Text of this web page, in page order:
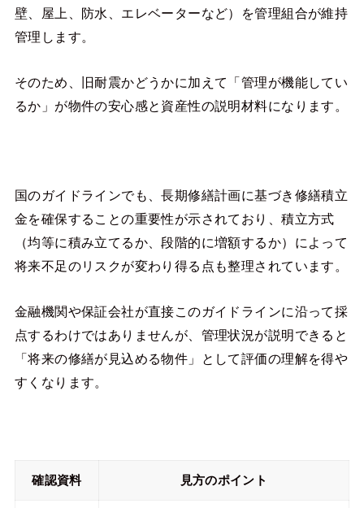
壁、屋上、防水、エレベーターなど）を管理組合が維持
管理します。
そのため、旧耐震かどうかに加えて「管理が機能してい
るか」が物件の安心感と資産性の説明材料になります。
国のガイドラインでも、長期修繕計画に基づき修繕積立
金を確保することの重要性が示されており、積立方式
（均等に積み立てるか、段階的に増額するか）によって
将来不足のリスクが変わり得る点も整理されています。
金融機関や保証会社が直接このガイドラインに沿って採
点するわけではありませんが、管理状況が説明できると
「将来の修繕が見込める物件」として評価の理解を得や
すくなります。
確認資料 見方のポイント